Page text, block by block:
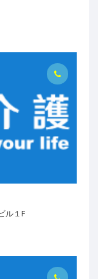
ル１F